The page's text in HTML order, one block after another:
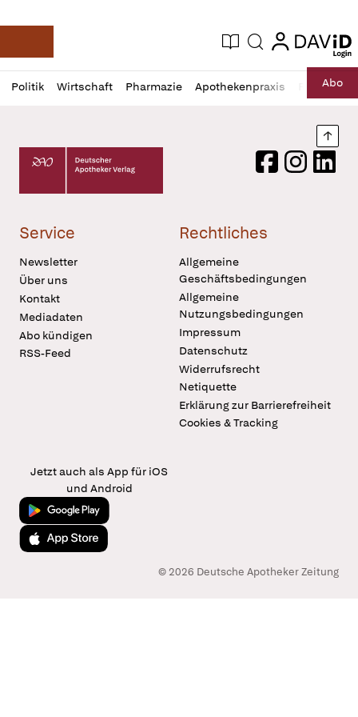
Deutsche Apotheker Zeitung
Aktuelle Ausgabe
Suche login
login
Politik Wirtschaft Pharmazie Apothekenpraxis RechtAbo
Profil
öffnen
Daz
Pur
Deutscher Apotheker Verlag Logo
FacebookInstagram
Service
Newsletter
Über uns
Kontakt
Mediadaten
Abo kündigen
RSS-Feed
Rechtliches
Allgemeine
Geschäftsbedingungen
Allgemeine
Nutzungsbedingungen
Impressum
Datenschutz
Widerrufsrecht
Netiquette
Erklärung zur Barrierefreiheit
Cookies & Tracking
Jetzt auch als App für iOS
und Android
Jetzt bei Google Play
Laden im App Store
© 2026 Deutsche Apotheker Zeitung